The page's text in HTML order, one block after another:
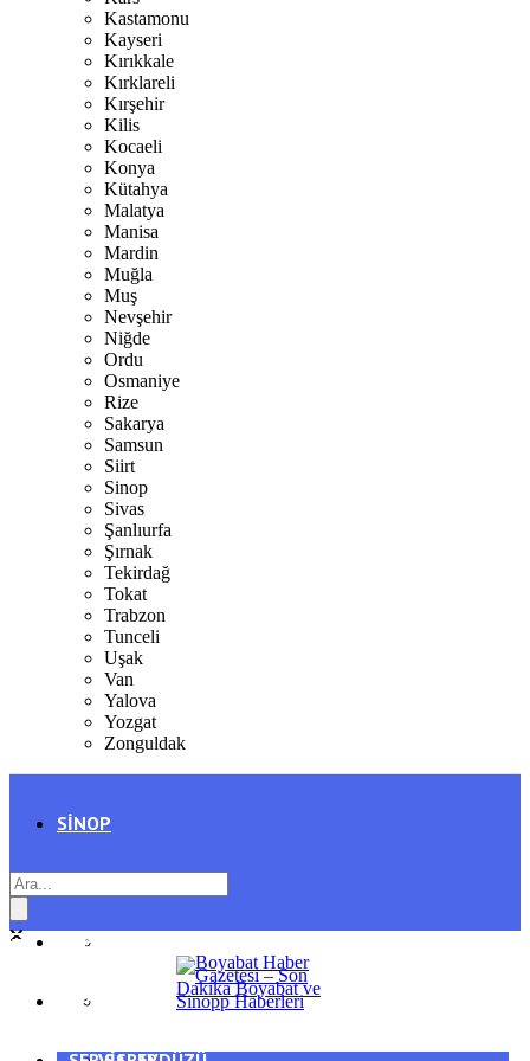
Kastamonu
Kayseri
Kırıkkale
Kırklareli
Kırşehir
Kilis
Kocaeli
Konya
Kütahya
Malatya
Manisa
Mardin
Muğla
Muş
Nevşehir
Niğde
Ordu
Osmaniye
Rize
Sakarya
Samsun
Siirt
Sinop
Sivas
Şanlıurfa
Şırnak
Tekirdağ
Tokat
Trabzon
Tunceli
Uşak
Van
Yalova
Yozgat
Zonguldak
SINOP
AYANCIK
GENEL
SPOR